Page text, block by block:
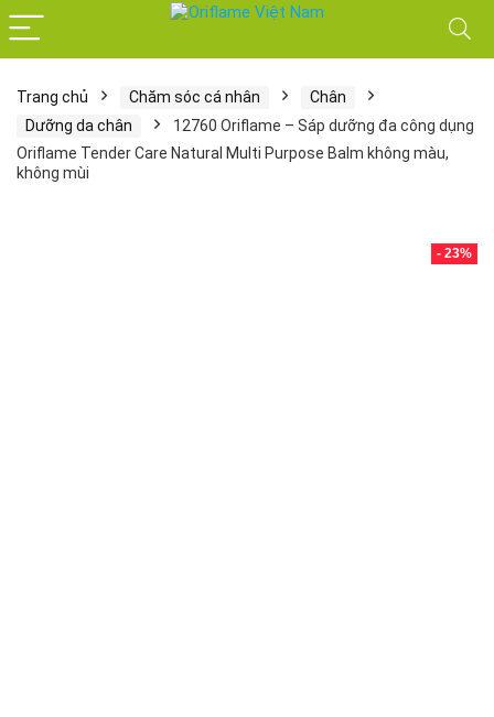
Trang chủ Chăm sóc cá nhân
Chân
Dưỡng da chân
12760 Oriflame – Sáp dưỡng đa công dụng
Oriflame Tender Care Natural Multi Purpose Balm không màu,
không mùi
- 23%